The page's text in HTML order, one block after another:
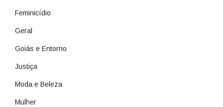
Feminicídio
Geral
Goiás e Entorno
Justiça
Moda e Beleza
Mulher